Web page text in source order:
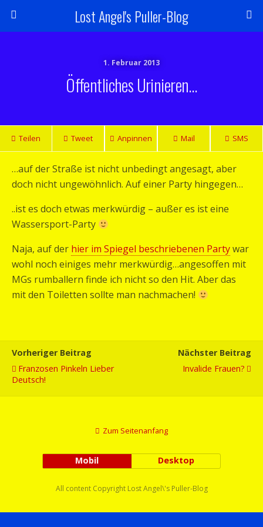
Lost Angel's Puller-Blog
1. Februar 2013
Öffentliches Urinieren…
Teilen Tweet Anpinnen Mail SMS
…auf der Straße ist nicht unbedingt angesagt, aber
doch nicht ungewöhnlich. Auf einer Party hingegen…
..ist es doch etwas merkwürdig – außer es ist eine
Wassersport-Party
Naja, auf der hier im Spiegel beschriebenen Partywar
wohl noch einiges mehr merkwürdig…angesoffen mit
MGs rumballern finde ich nicht so den Hit. Aber das
mit den Toiletten sollte man nachmachen!
Vorheriger Beitrag
Franzosen Pinkeln Lieber
Deutsch!
Nächster Beitrag
Invalide Frauen?
Zum Seitenanfang
Mobil Desktop
All content Copyright Lost Angel\'s Puller-Blog